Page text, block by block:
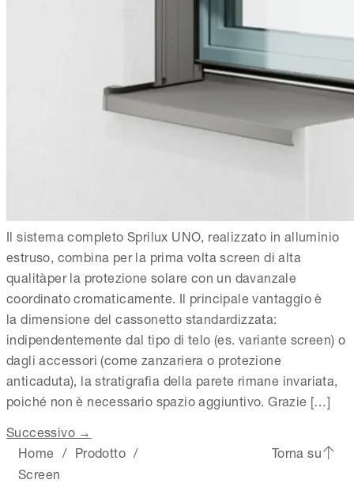
Il sistema completo Sprilux UNO, realizzato in alluminio
estruso, combina per la prima volta screen di alta
qualitàper la protezione solare con un davanzale
coordinato cromaticamente. Il principale vantaggio è
la dimensione del cassonetto standardizzata:
indipendentemente dal tipo di telo (es. variante screen) o
dagli accessori (come zanzariera o protezione
anticaduta), la stratigrafia della parete rimane invariata,
poiché non è necessario spazio aggiuntivo. Grazie […]
Successivo →
Home / Prodotto /
Screen
Torna su